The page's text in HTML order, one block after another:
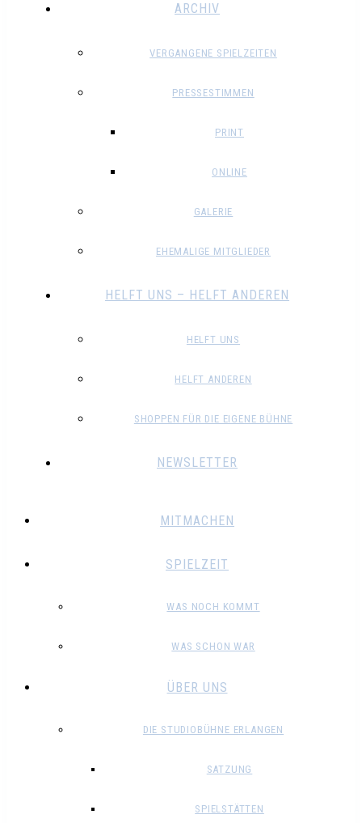
ARCHIV
VERGANGENE SPIELZEITEN
PRESSESTIMMEN
PRINT
ONLINE
GALERIE
EHEMALIGE MITGLIEDER
HELFT UNS – HELFT ANDEREN
HELFT UNS
HELFT ANDEREN
SHOPPEN FÜR DIE EIGENE BÜHNE
NEWSLETTER
MITMACHEN
SPIELZEIT
WAS NOCH KOMMT
WAS SCHON WAR
ÜBER UNS
DIE STUDIOBÜHNE ERLANGEN
SATZUNG
SPIELSTÄTTEN